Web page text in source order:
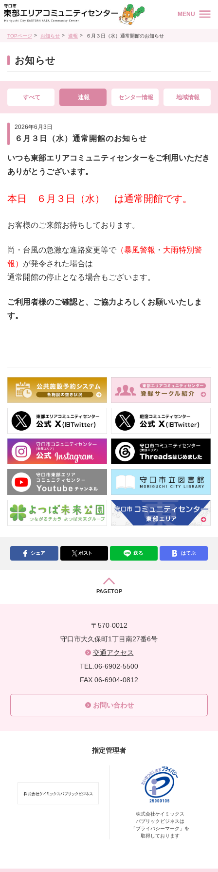
MENU
TOPページ お知らせ 速報 ６月３日（水）通常開館のお知らせ
お知らせ
すべて 速報 センター情報 地域情報
2026年6月3日
６月３日（水）通常開館のお知らせ
いつも東部エリアコミュニティセンターをご利用いただき
ありがとうございます。
本日 ６月３日（水） は通常開館です。
お客様のご来館お待ちしております。
尚・台風の急激な進路変更等で （暴風警報 ・ 大雨特別警
報） が発令された場合は
通常開館の停止となる場合もございます。
ご利用者様のご確認と、ご協力よろしくお願いいたしま
す。
シェア ポスト 送る はてぶ
PAGETOP
〒570-0012
守口市大久保町1丁目南27番6号
交通アクセス
TEL.06-6902-5500
FAX.06-6904-0812
お問い合わせ
指定管理者
株式会社ケイミックス
パブリックビジネスは
「プライバシーマーク」を
取得しております